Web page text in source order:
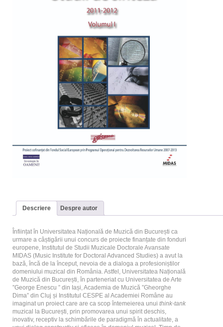
Descriere Despre autor
Înființat în Universitatea Națională de Muzică din București ca
urmare a câștigării unui concurs de proiecte finanțate din fonduri
europene, Institutul de Studii Muzicale Doctorale Avansate
MIDAS (Music Institute for Doctoral Advanced Studies) a avut la
bază, încă de la început, nevoia de a dialoga a profesioniștilor
domeniului muzical din România. Astfel, Universitatea Națională
de Muzică din București, în parteneriat cu Universitatea de Arte
”George Enescu ” din Iași, Academia de Muzică ”Gheorghe
Dima” din Cluj și Institutul CESPE al Academiei Române au
imaginat un proiect care are ca scop întemeierea unui think-tank
muzical la București, prin promovarea unui spirit deschis,
inovativ, receptiv la schimbările de paradigmă în actualitate, a